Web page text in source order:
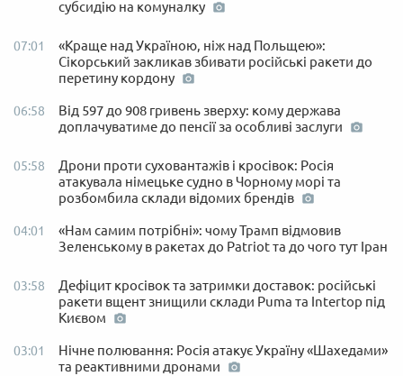
субсидію на комуналку
07:01
«Краще над Україною, ніж над Польщею»:
Сікорський закликав збивати російські ракети до
перетину кордону
06:58
Від 597 до 908 гривень зверху: кому держава
доплачуватиме до пенсії за особливі заслуги
05:58
Дрони проти суховантажів і кросівок: Росія
атакувала німецьке судно в Чорному морі та
розбомбила склади відомих брендів
04:01
«Нам самим потрібні»: чому Трамп відмовив
Зеленському в ракетах до Patriot та до чого тут Іран
03:58
Дефіцит кросівок та затримки доставок: російські
ракети вщент знищили склади Puma та Intertop під
Києвом
03:01
Нічне полювання: Росія атакує Україну «Шахедами»
та реактивними дронами